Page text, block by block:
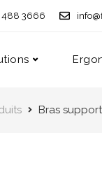
488 3666
Bras